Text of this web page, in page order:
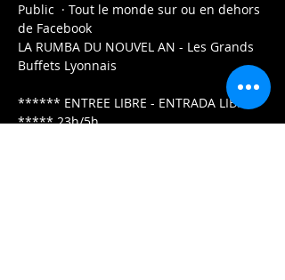
Public  · Tout le monde sur ou en dehors
de Facebook
LA RUMBA DU NOUVEL AN - Les Grands
Buffets Lyonnais
****** ENTREE LIBRE - ENTRADA LIBRE
***** 23h/5h